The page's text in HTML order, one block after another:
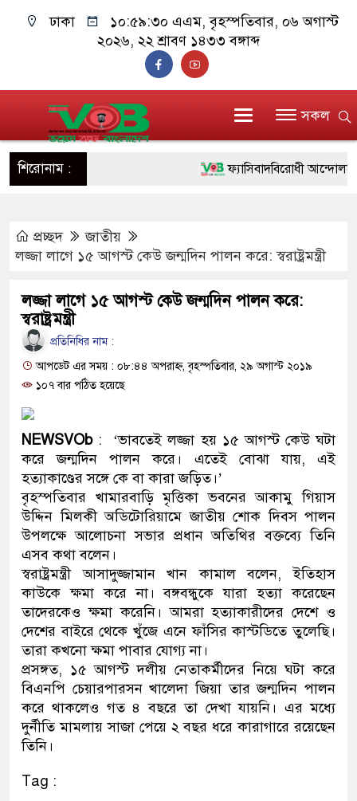
ঢাকা ১০:৫৯:৩১ এএম, বৃহস্পতিবার, ০৬ অগাস্ট
২০২৬, ২২ শ্রাবণ ১৪৩৩ বঙ্গাব্দ
সকল
শিরোনাম : ফ্যাসিবাদবিরোধী আন্দোলনে
উদ্ধার
প্রধানমন্ত্রী
মাদক কারবারি গ্রেফতার
২৮ লাখ টাকার জাল নোটসহ
থানা পুলিশ
যেকোনো সময় বেনজীরের
নেতৃত্ব ও গণতন্ত্রের মূর্তমান
যে ভাবে ডেভিড ইমনের কাছে
‘আজহার খান’
অবৈধ বিদেশি পিস্তল,
জড়িত কিশোর গ্যাংয়ের চার শিশু
প্রচ্ছদ
জাতীয়
লজ্জা লাগে ১৫ আগস্ট কেউ জন্মদিন পালন করে: স্বরাষ্ট্রমন্ত্রী
লজ্জা লাগে ১৫ আগস্ট কেউ জন্মদিন পালন করে:
স্বরাষ্ট্রমন্ত্রী
প্রতিনিধির নাম :
আপডেট এর সময় : ০৮:৪৪ অপরাহ্ন, বৃহস্পতিবার, ২৯ অগাস্ট ২০১৯
১০৭ বার পঠিত হয়েছে
NEWSVOb: ‘ভাবতেই লজ্জা হয় ১৫ আগস্ট কেউ ঘটা
করে জন্মদিন পালন করে। এতেই বোঝা যায়, এই
হত্যাকাণ্ডের সঙ্গে কে বা কারা জড়িত।’
বৃহস্পতিবার খামারবাড়ি মৃত্তিকা ভবনের আকামু গিয়াস
উদ্দিন মিলকী অডিটোরিয়ামে জাতীয় শোক দিবস পালন
উপলক্ষে আলোচনা সভার প্রধান অতিথির বক্তব্যে তিনি
এসব কথা বলেন।
স্বরাষ্ট্রমন্ত্রী আসাদুজ্জামান খান কামাল বলেন, ইতিহাস
কাউকে ক্ষমা করে না। বঙ্গবন্ধুকে যারা হত্যা করেছেন
তাদেরকেও ক্ষমা করেনি। আমরা হত্যাকারীদের দেশে ও
দেশের বাইরে থেকে খুঁজে এনে ফাঁসির কাস্টডিতে তুলেছি।
তারা কখনো ক্ষমা পাবার যোগ্য না।
প্রসঙ্গত, ১৫ আগস্ট দলীয় নেতাকর্মীদের নিয়ে ঘটা করে
বিএনপি চেয়ারপারসন খালেদা জিয়া তার জন্মদিন পালন
করে থাকলেও গত ৪ বছরে তা দেখা যায়নি। এর মধ্যে
দুর্নীতি মামলায় সাজা পেয়ে ২ বছর ধরে কারাগারে রয়েছেন
তিনি।
Tag :